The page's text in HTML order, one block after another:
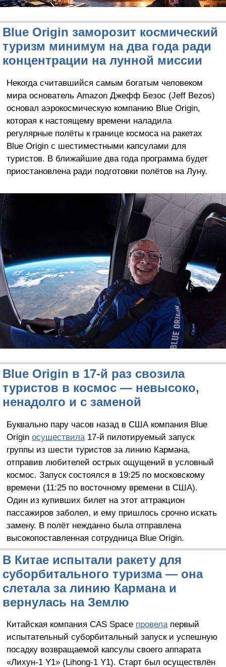
Blue Origin заморозит космический
туризм минимум на два года ради
концентрации на лунной миссии
Некогда считавшийся самым богатым человеком
мира основатель Amazon Джефф Безос (Jeff Bezos)
основал аэрокосмическую компанию Blue Origin,
которая к настоящему времени наладила
регулярные полёты к границе космоса на ракетах
Blue Origin с шестиместными капсулами для
туристов. В ближайшие два года программа будет
приостановлена ради подготовки полётов на Луну.
Blue Origin в 17-й раз свозила
туристов в космос — невысоко,
ненадолго и с заменой
Буквально пару часов назад в США компания Blue
Origin осуществила17-й пилотируемый запуск
группы из шести туристов за линию Кармана,
отправив любителей острых ощущений в условный
космос. Запуск состоялся в 19:25 по московскому
времени (11:25 по восточному времени в США).
Один из купивших билет на этот аттракцион
пассажиров заболел, и ему пришлось срочно искать
замену. В полёт нежданно была отправлена
высокопоставленная сотрудница Blue Origin.
В Китае испытали ракету для
суборбитального туризма — она
слетала за линию Кармана и
вернулась на Землю
Китайская компания CAS Space провелапервый
испытательный суборбитальный запуск и успешную
посадку возвращаемой капсулы своего аппарата
«Лихун-1 Y1» (Lihong-1 Y1). Старт был осуществлён